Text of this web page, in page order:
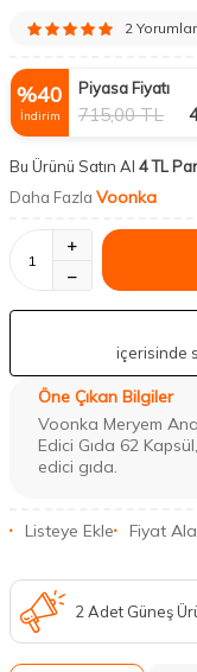
2 Yorumlar
%40
İndirim
Piyasa Fiyatı
715,00TL
Bu Ürünü Satın Al 4 TL
Daha Fazla Voonka
içerisinde
Öne Çıkan Bilgiler
Voonka Meryem
Edici Gıda 62
edici gıda.
Listeye Ekle Fiyat
2 Adet Güneş